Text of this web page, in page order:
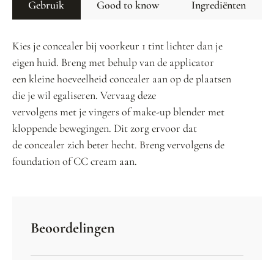
Gebruik Good to know Ingrediënten
Kies je concealer bij voorkeur 1 tint lichter dan je
eigen huid. Breng met behulp van de applicator
een kleine hoeveelheid concealer aan op de plaatsen
die je wil egaliseren. Vervaag deze
vervolgens met je vingers of make-up blender met
kloppende bewegingen. Dit zorg ervoor dat
de concealer zich beter hecht. Breng vervolgens de
foundation of CC cream aan.
Beoordelingen